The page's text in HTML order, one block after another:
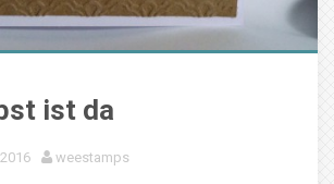
ist da
weestamps